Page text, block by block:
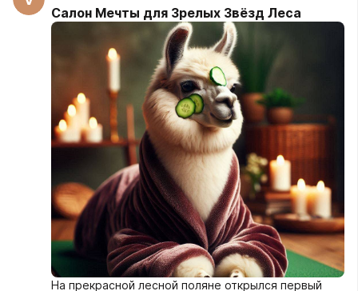
Салон Мечты для Зрелых Звёзд Леса
На прекрасной лесной поляне открылся первый